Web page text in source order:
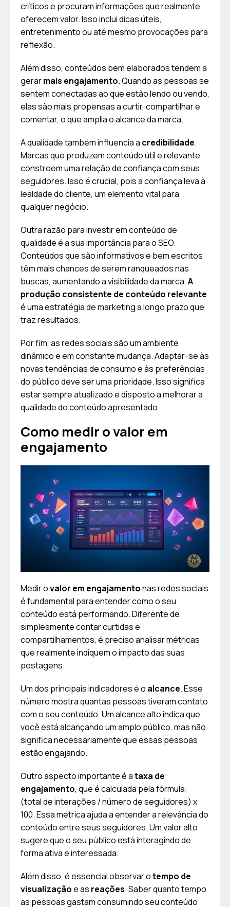
críticos e procuram informações que realmente
oferecem valor. Isso inclui dicas úteis,
entretenimento ou até mesmo provocações para
reflexão.
Além disso, conteúdos bem elaborados tendem a
gerarmais engajamento. Quando as pessoas se
sentem conectadas ao que estão lendo ou vendo,
elas são mais propensas a curtir, compartilhar e
comentar, o que amplia o alcance da marca.
A qualidade também influencia a credibilidade.
Marcas que produzem conteúdo útil e relevante
constroem uma relação de confiança com seus
seguidores. Isso é crucial, pois a confiança leva à
lealdade do cliente, um elemento vital para
qualquer negócio.
Outra razão para investir em conteúdo de
qualidade é a sua importância para o SEO.
Conteúdos que são informativos e bem escritos
têm mais chances de serem ranqueados nas
buscas, aumentando a visibilidade da marca.A
produção consistente de conteúdo relevante
é uma estratégia de marketing a longo prazo que
traz resultados.
Por fim, as redes sociais são um ambiente
dinâmico e em constante mudança. Adaptar-se às
novas tendências de consumo e às preferências
do público deve ser uma prioridade. Isso significa
estar sempre atualizado e disposto a melhorar a
qualidade do conteúdo apresentado.
Como medir o valor em
engajamento
Medir ovalor em engajamentonas redes sociais
é fundamental para entender como o seu
conteúdo está performando. Diferente de
simplesmente contar curtidas e
compartilhamentos, é preciso analisar métricas
que realmente indiquem o impacto das suas
postagens.
Um dos principais indicadores é o alcance. Esse
número mostra quantas pessoas tiveram contato
com o seu conteúdo. Um alcance alto indica que
você está alcançando um amplo público, mas não
significa necessariamente que essas pessoas
estão engajando.
Outro aspecto importante é ataxa de
engajamento, que é calculada pela fórmula:
(total de interações / número de seguidores) x
100. Essa métrica ajuda a entender a relevância do
conteúdo entre seus seguidores. Um valor alto
sugere que o seu público está interagindo de
forma ativa e interessada.
Além disso, é essencial observar otempo de
visualizaçãoe as reações. Saber quanto tempo
as pessoas gastam consumindo seu conteúdo